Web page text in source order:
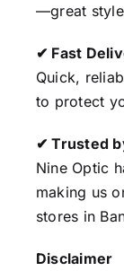
—great style
✔ Fast
Quick,
to protect
✔ Trusted
Nine Optic
making us
stores in
Disclaimer